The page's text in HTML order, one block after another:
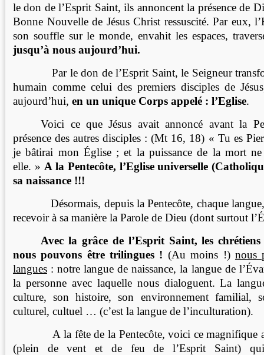
le don de l’Esprit Saint, ils annoncent la présence de
Bonne Nouvelle de Jésus Christ ressuscité. Par eux,
son souffle sur le monde, envahit les espaces,
jusqu’à nous aujourd’hui.
Par le don de l’Esprit Saint, le Seigneur
humain comme celui des premiers disciples de
aujourd’hui, en un unique Corps appelé : l’Eglise.
Voici ce que Jésus avait annoncé avant la
présence des autres disciples : (Mt 16, 18) « Tu es
je bâtirai mon Église ; et la puissance de la mort ne
elle. » A la Pentecôte, l’Eglise universelle
sa naissance !!!
Désormais, depuis la Pentecôte, chaque langue,
recevoir à sa manière la Parole de Dieu (dont surtout
Avec la grâce de l’Esprit Saint, les chrétiens
nous pouvons être trilingues ! (Au moins !) nous
langues : notre langue de naissance, la langue de
la personne avec laquelle nous dialoguent. La
culture, son histoire, son environnement familial,
culturel, cultuel … (c’est la langue de l’inculturation).
A la fête de la Pentecôte, voici ce magnifique
(plein de vent et de feu de l’Esprit Saint) qui